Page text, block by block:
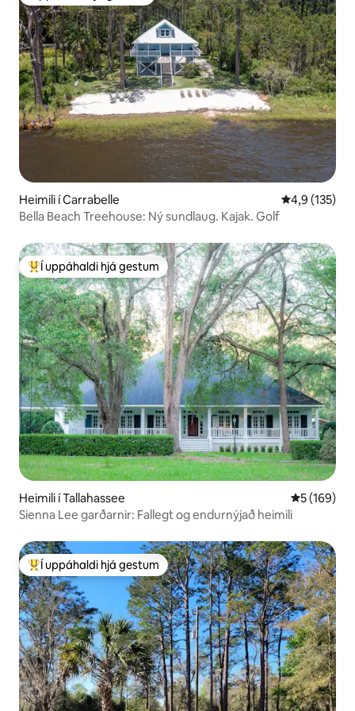
Heimili í Carrabelle 4,9 af 5 í
4,9 (135)
Bella Beach Treehouse: Ný sundlaug. Kajak. Golf
Í mestu uppáhaldi hjá gestum
Í uppáhaldi hjá gestum
Heimili í Tallahassee 5 af 5 í
5 (169)
Sienna Lee garðarnir: Fallegt og endurnýjað heimili
Í mestu uppáhaldi hjá gestum
Í uppáhaldi hjá gestum